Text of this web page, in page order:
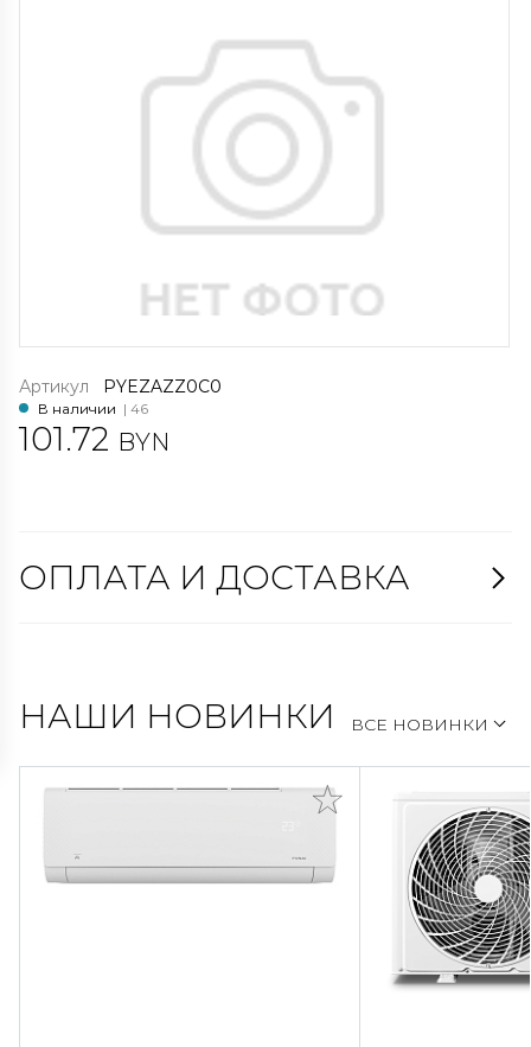
Артикул PYEZAZZ0C0
В наличии | 46
101.72 BYN
ОПЛАТА И ДОСТАВКА
НАШИ НОВИНКИ ВСЕ НОВИНКИ